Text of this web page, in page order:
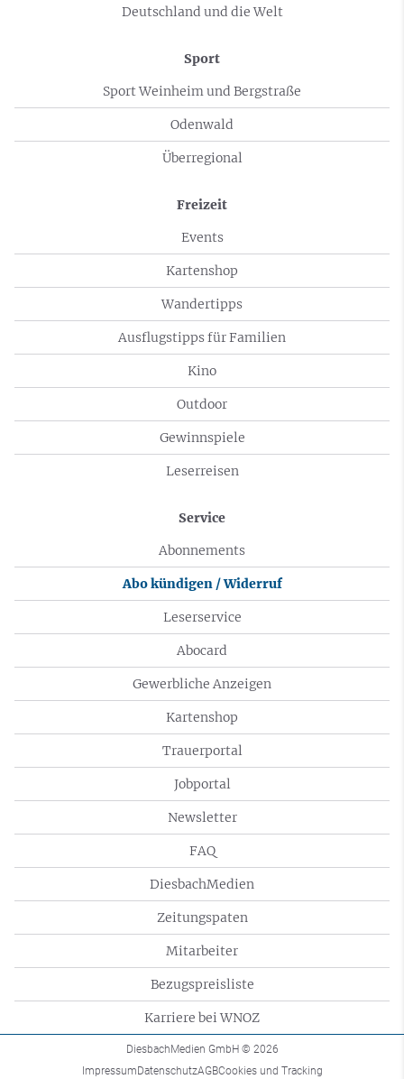
Deutschland und die Welt
Sport
Sport Weinheim und Bergstraße
Odenwald
Überregional
Freizeit
Events
Kartenshop
Wandertipps
Ausflugstipps für Familien
Kino
Outdoor
Gewinnspiele
Leserreisen
Service
Abonnements
Abo kündigen / Widerruf
Leserservice
Abocard
Gewerbliche Anzeigen
Kartenshop
Trauerportal
Jobportal
Newsletter
FAQ
DiesbachMedien
Zeitungspaten
Mitarbeiter
Bezugspreisliste
Karriere bei WNOZ
DiesbachMedien GmbH © 2026
ImpressumDatenschutzAGBCookies und Tracking